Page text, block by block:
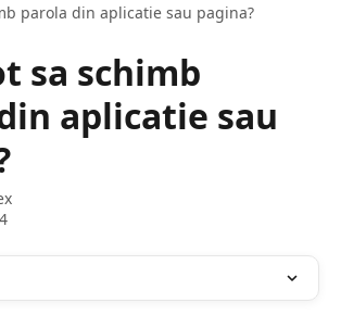
parola din aplicatie sau pagina?
sa schimb
aplicatie sau